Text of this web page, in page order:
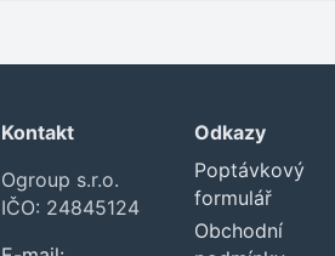
Kontakt
Ogroup s.r.o.
IČO: 24845124
Odkazy
Poptávkový
formulář
Obchodní